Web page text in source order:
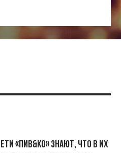
«Пив&Ко» знают, что в их